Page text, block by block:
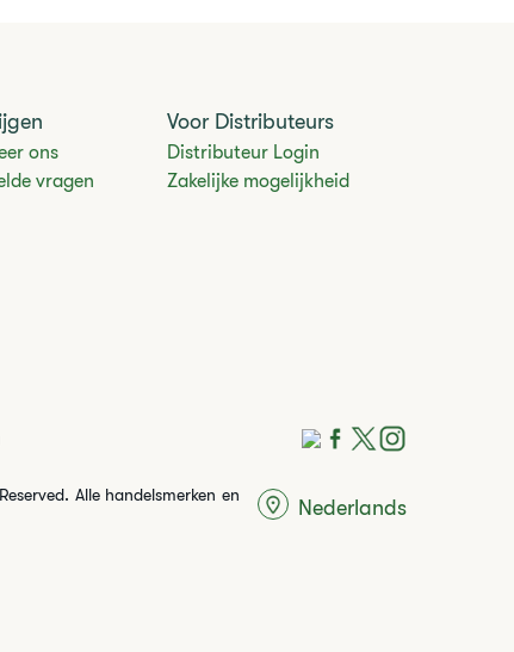
ons
vragen
Voor Distributeurs
Distributeur Login
Zakelijke mogelijkheid
Alle handelsmerken en
Nederlands